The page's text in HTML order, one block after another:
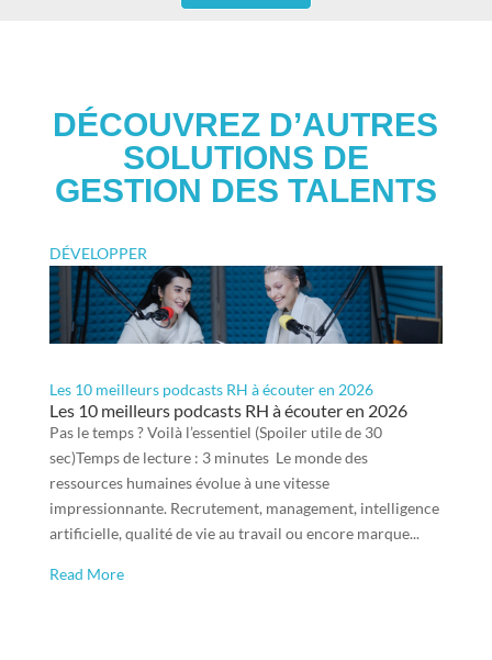
DÉCOUVREZ D’AUTRES
SOLUTIONS DE
GESTION DES TALENTS
DÉVELOPPER
Les 10 meilleurs podcasts RH à écouter en 2026
Les 10 meilleurs podcasts RH à écouter en 2026
Pas le temps ? Voilà l’essentiel (Spoiler utile de 30
sec)Temps de lecture : 3 minutes Le monde des
ressources humaines évolue à une vitesse
impressionnante. Recrutement, management, intelligence
artificielle, qualité de vie au travail ou encore marque...
Read More